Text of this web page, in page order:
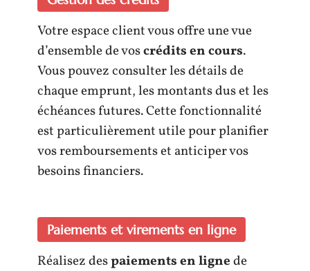
Votre espace client vous offre une vue
d’ensemble de voscrédits en cours.
Vous pouvez consulter les détails de
chaque emprunt, les montants dus et les
échéances futures. Cette fonctionnalité
est particulièrement utile pour planifier
vos remboursements et anticiper vos
besoins financiers.
Paiements et virements en ligne
Réalisez despaiements en lignede